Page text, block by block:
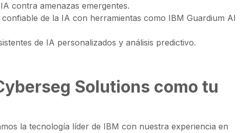
contra amenazas emergentes.
de la IA con herramientas como IBM Guardium AI
de IA personalizados y análisis predictivo.
Solutions como tu
la tecnología líder de IBM con nuestra experiencia en